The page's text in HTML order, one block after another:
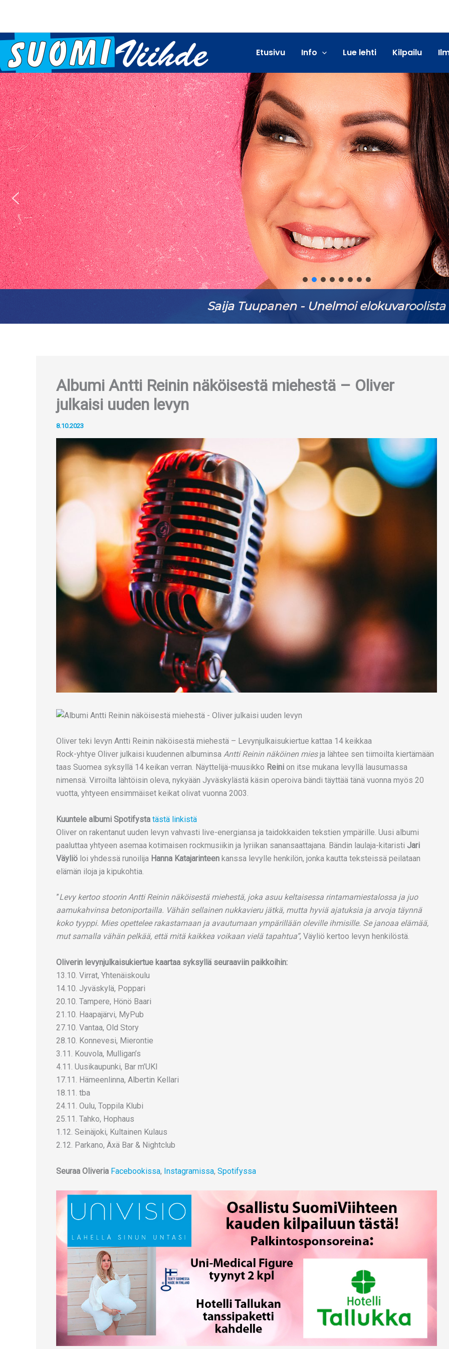
Etusivu Info Lue lehti Kilpailu
Saija Tuupanen - Unelmoi elokuvaroolista
Albumi Antti Reinin näköisestä miehestä – Oliver
julkaisi uuden levyn
8.10.2023
Oliver teki levyn Antti Reinin näköisestä miehestä – Levynjulkaisukiertue kattaa 14 keikkaa
Rock-yhtye Oliver julkaisi kuudennen albuminsa Antti Reinin näköinen miesja lähtee sen tiimoilta kiertämään
taas Suomea syksyllä 14 keikan verran. Näyttelijä-muusikko Reini on itse mukana levyllä lausumassa
nimensä. Virroilta lähtöisin oleva, nykyään Jyväskylästä käsin operoiva bändi täyttää tänä vuonna myös 20
vuotta, yhtyeen ensimmäiset keikat olivat vuonna 2003.
Kuuntele albumi Spotifysta tästä linkistä
Oliver on rakentanut uuden levyn vahvasti live-energiansa ja taidokkaiden tekstien ympärille. Uusi albumi
paaluttaa yhtyeen asemaa kotimaisen rockmusiikin ja lyriikan sanansaattajana. Bändin laulaja-kitaristi Jari
Väyliö loi yhdessä runoilija Hanna Katajarinteen kanssa levylle henkilön, jonka kautta teksteissä peilataan
elämän iloja ja kipukohtia.
”Levy kertoo stoorin Antti Reinin näköisestä miehestä, joka asuu keltaisessa rintamamiestalossa ja juo
aamukahvinsa betoniportailla. Vähän sellainen nukkavieru jätkä, mutta hyviä ajatuksia ja arvoja täynnä
koko tyyppi. Mies opettelee rakastamaan ja avautumaan ympärillään oleville ihmisille. Se janoaa elämää,
mut samalla vähän pelkää, että mitä kaikkea voikaan vielä tapahtua”, Väyliö kertoo levyn henkilöstä.
Oliverin levynjulkaisukiertue kaartaa syksyllä seuraaviin paikkoihin:
13.10. Virrat, Yhtenäiskoulu
14.10. Jyväskylä, Poppari
20.10. Tampere, Hönö Baari
21.10. Haapajärvi, MyPub
27.10. Vantaa, Old Story
28.10. Konnevesi, Mierontie
3.11. Kouvola, Mulligan’s
4.11. Uusikaupunki, Bar m’UKI
17.11. Hämeenlinna, Albertin Kellari
18.11. tba
24.11. Oulu, Toppila Klubi
25.11. Tahko, Hophaus
1.12. Seinäjoki, Kultainen Kulaus
2.12. Parkano, Äxä Bar & Nightclub
Seuraa Oliveria Facebookissa, Instagramissa, Spotifyssa